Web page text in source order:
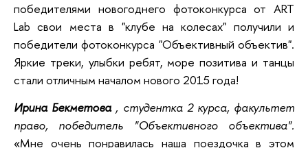
победителями новогоднего фотоконкурса от ART
Lab свои места в "клубе на колесах" получили и
победители фотоконкурса "Объективный объектив".
Яркие треки, улыбки ребят, море позитива и танцы
стали отличным началом нового 2015 года!
Ирина Бекметова , студентка 2 курса, факультет
право, победитель "Объективного объектива".
«Мне очень понравилась наша поездочка в этом